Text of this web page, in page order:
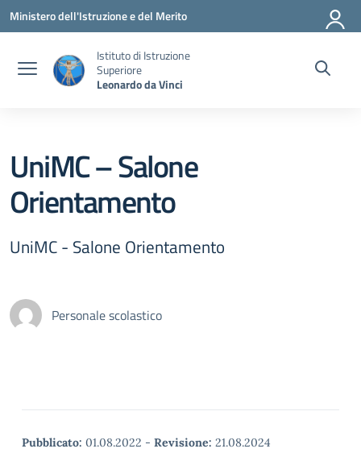
Vai ai contenuti
Vai al menu di navigazione
Vai al footer
Ministero dell'Istruzione e del Merito
Istituto di Istruzione
Superiore
Leonardo da Vinci
UniMC – Salone
Orientamento
UniMC - Salone Orientamento
Personale scolastico
Pubblicato: 01.08.2022 - Revisione: 21.08.2024